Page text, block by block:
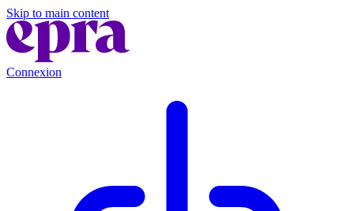
Skip to main content
Connexion